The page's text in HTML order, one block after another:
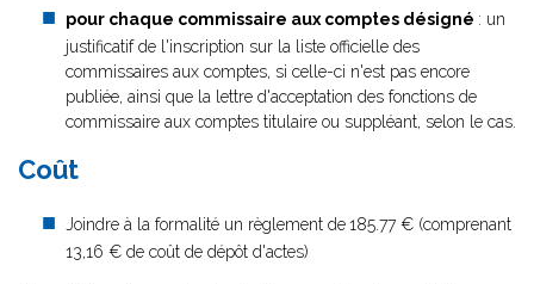
pour chaque commissaire aux comptes désigné : un
justificatif de l'inscription sur la liste officielle des
commissaires aux comptes, si celle-ci n'est pas encore
publiée, ainsi que la lettre d'acceptation des fonctions de
commissaire aux comptes titulaire ou suppléant, selon le cas.
Coût
Joindre à la formalité un règlement de185.77 € (comprenant
13,16 € de coût de dépôt d'actes)